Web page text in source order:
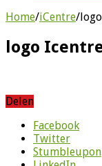
Home/iCentre/
logo
Delen
Facebook
Twitter
Stumbleupon